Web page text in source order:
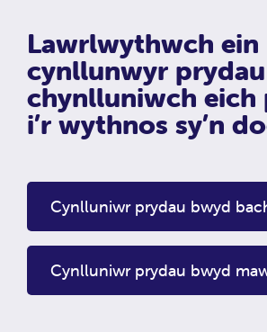
Lawrlwythwch ein
cynllunwyr
chynlluniwch eich
i’r wythnos sy’n
Cynlluniwr prydau bwyd
Cynlluniwr prydau bwyd